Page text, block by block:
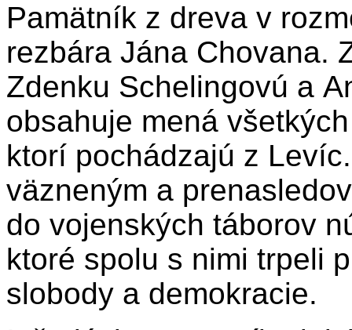
Pamätník z dreva v
rezbára Jána Chovana.
Zdenku Schelingovú a
obsahuje mená
ktorí pochádzajú z
väzneným a
do vojenských táborov
ktoré spolu s nimi trpeli
slobody a demokracie.